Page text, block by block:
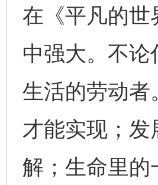
在《平凡的世
中强大。不
生活的劳动者
才能实现；
解；生命里的